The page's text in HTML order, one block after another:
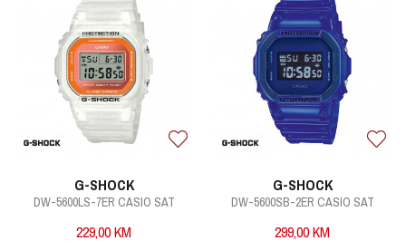
G-SHOCK
DW-5600LS-7ER CASIO SAT
229,00KM
G-SHOCK
DW-5600SB-2ER CASIO SAT
299,00KM